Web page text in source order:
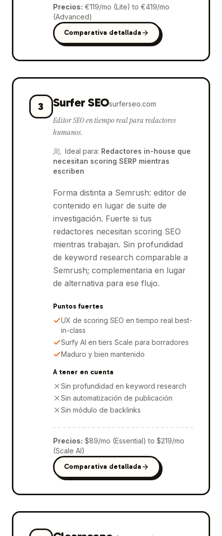
Precios: €119/mo (Lite) to €419/mo
(Advanced)
Comparativa detallada
3 Surfer SEOsurferseo.com
Editor SEO en tiempo real para redactores
humanos.
Ideal para: Redactores in-house que
necesitan scoring SERP mientras
escriben
Forma distinta a Semrush: editor de
contenido en lugar de suite de
investigación. Fuerte si tus
redactores necesitan scoring SEO
mientras trabajan. Sin profundidad
de keyword research comparable a
Semrush; complementaria en lugar
de alternativa para ese flujo.
Puntos fuertes
UX de scoring SEO en tiempo real best-
in-class
Surfy AI en tiers Scale para borradores
Maduro y bien mantenido
A tener en cuenta
Sin profundidad en keyword research
Sin automatización de publicación
Sin módulo de backlinks
Precios: $89/mo (Essential) to $219/mo
(Scale AI)
Comparativa detallada